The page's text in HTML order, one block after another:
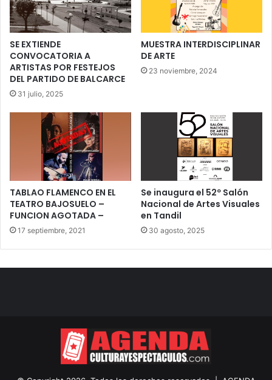
SE EXTIENDE
CONVOCATORIA A
ARTISTAS POR FESTEJOS
DEL PARTIDO DE BALCARCE
31 julio, 2025
MUESTRA INTERDISCIPLINAR
DE ARTE
23 noviembre, 2024
TABLAO FLAMENCO EN EL
TEATRO BAJOSUELO –
FUNCION AGOTADA –
17 septiembre, 2021
Se inaugura el 52º Salón
Nacional de Artes Visuales
en Tandil
30 agosto, 2025